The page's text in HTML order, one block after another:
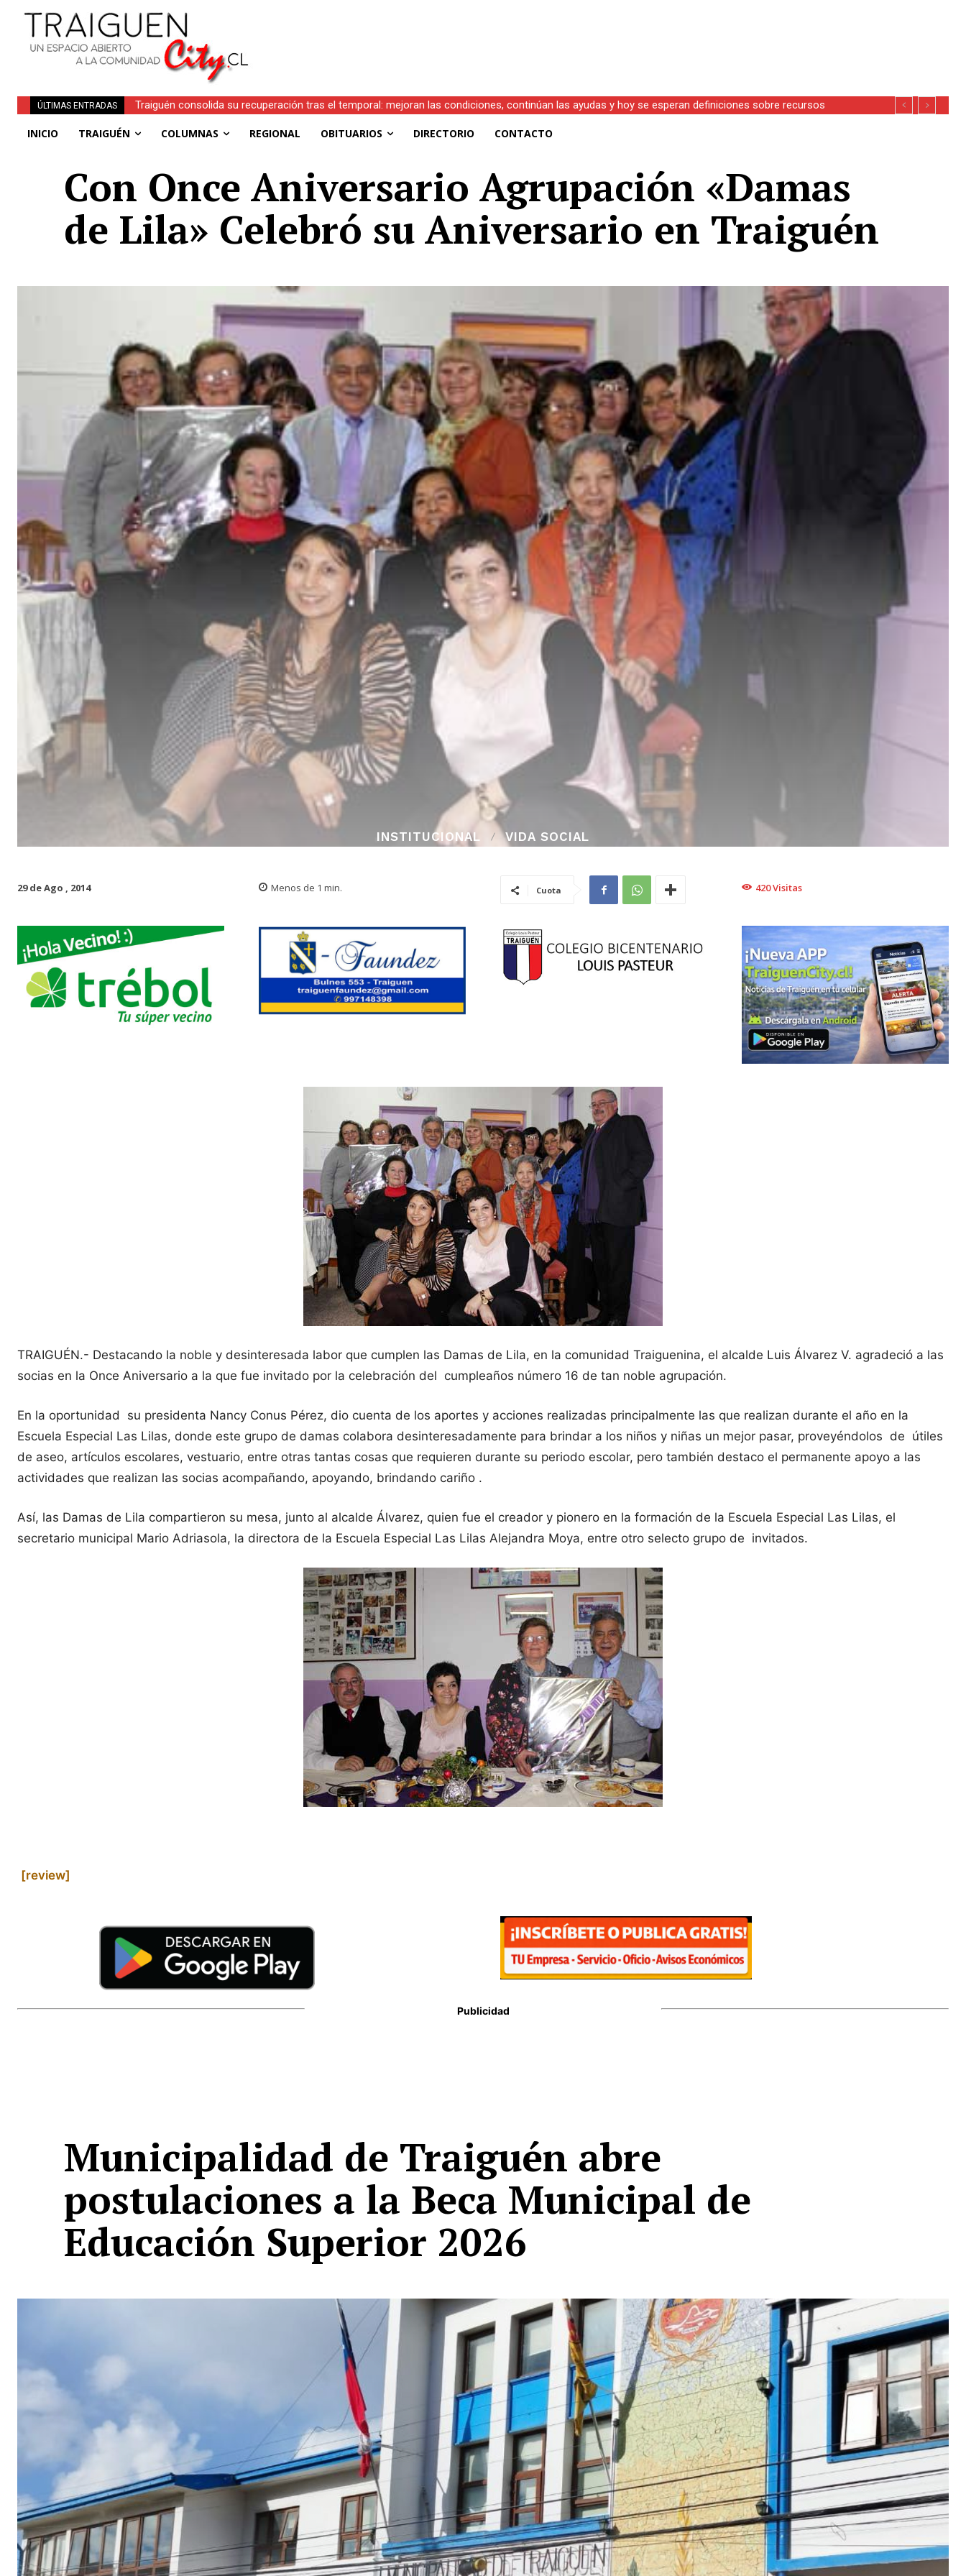
ÚLTIMAS ENTRADAS
Traiguén consolida su recuperación tras el temporal: mejoran las condiciones, continúan las ayudas y hoy se esperan definiciones sobre recursos
Obituario | Inés Faundez Linero (Q.E.P.D.)
INICIO TRAIGUÉN COLUMNAS REGIONAL OBITUARIOS DIRECTORIO CONTACTO
Con Once Aniversario Agrupación «Damas
de Lila» Celebró su Aniversario en Traiguén
INSTITUCIONAL VIDA SOCIAL
29 de Ago , 2014 Menos de 1 min. Cuota 420Visitas
TRAIGUÉN.- Destacando la noble y desinteresada labor que cumplen las Damas de Lila, en la comunidad Traiguenina, el alcalde Luis Álvarez V. agradeció a las
socias en la Once Aniversario a la que fue invitado por la celebración del cumpleaños número 16 de tan noble agrupación.
En la oportunidad su presidenta Nancy Conus Pérez, dio cuenta de los aportes y acciones realizadas principalmente las que realizan durante el año en la
Escuela Especial Las Lilas, donde este grupo de damas colabora desinteresadamente para brindar a los niños y niñas un mejor pasar, proveyéndolos de útiles
de aseo, artículos escolares, vestuario, entre otras tantas cosas que requieren durante su periodo escolar, pero también destaco el permanente apoyo a las
actividades que realizan las socias acompañando, apoyando, brindando cariño .
Así, las Damas de Lila compartieron su mesa, junto al alcalde Álvarez, quien fue el creador y pionero en la formación de la Escuela Especial Las Lilas, el
secretario municipal Mario Adriasola, la directora de la Escuela Especial Las Lilas Alejandra Moya, entre otro selecto grupo de invitados.
[review]
Publicidad